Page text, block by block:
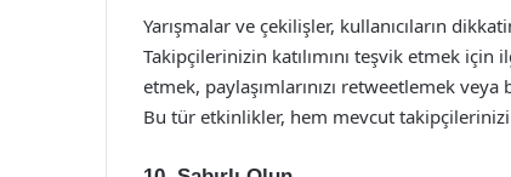
Yarışmalar ve çekilişler, kullanıcıların
Takipçilerinizin katılımını teşvik etmek için
etmek, paylaşımlarınızı retweetlemek
Bu tür etkinlikler, hem mevcut